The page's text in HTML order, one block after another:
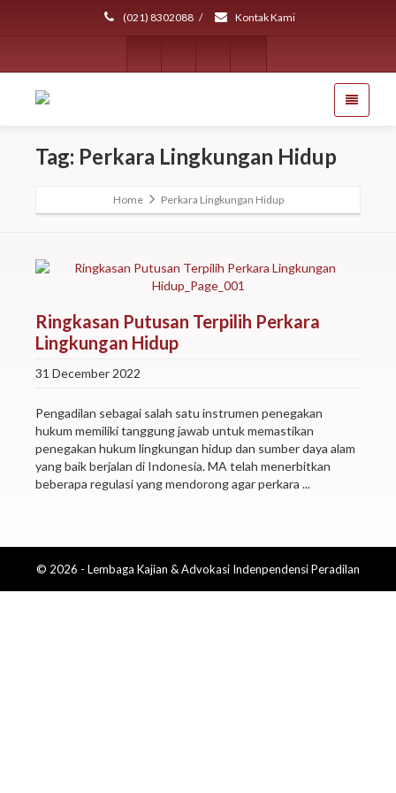
(021) 8302088 / Kontak Kami
Tag: Perkara Lingkungan Hidup
Home Perkara Lingkungan Hidup
Ringkasan Putusan Terpilih Perkara
Lingkungan Hidup
31 December 2022
Pengadilan sebagai salah satu instrumen penegakan
hukum memiliki tanggung jawab untuk memastikan
penegakan hukum lingkungan hidup dan sumber daya alam
yang baik berjalan di Indonesia. MA telah menerbitkan
beberapa regulasi yang mendorong agar perkara ...
© 2026 - Lembaga Kajian & Advokasi Indenpendensi Peradilan